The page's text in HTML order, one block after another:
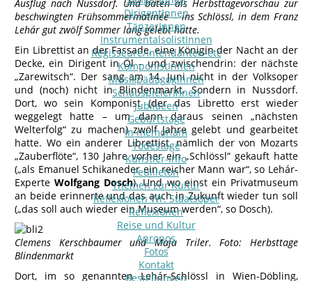
DirigentInnen
TänzerInnen
InstrumentalsolistInnen
Regisseure/Intendanten-etc
KomponistInnen
MusikpädagogInnen
SchauspielerInnen
Jubilaeen
Geburtstage
In memoriam
Todestage
Künstler-Info
Feuilleton
Themen zur Kultur
Reflexionen Wr. Staatsoper
Reflexionen
Reise und Kultur
Apropos
Fotos
Kontakt
Bestellungen
Ausflug nach Nussdorf. Und baten als Herbsttagevorschau zur
beschwingten Frühsommermatinée – ins Schlössl, in dem Franz
Lehár gut zwölf Sommer lang gelebt hatte.
Ein Librettist an der Fassade, eine Königin der Nacht an der
Decke, ein Dirigent in Öl – und zwischendrin: der nächste
„Zarewitsch“. Der sang am 14. Juni nicht in der Volksoper
und (noch) nicht in Blindenmarkt. Sondern in Nussdorf.
Dort, wo sein Komponist (der das Libretto erst wieder
weggelegt hatte – um dann daraus seinen „nächsten
Welterfolg“ zu machen) zwölf Jahre gelebt und gearbeitet
hatte. Wo ein anderer Librettist, nämlich der von Mozarts
„Zauberflöte“, 130 Jahre vorher ein „Schlössl“ gekauft hatte
(„als Emanuel Schikaneder ein reicher Mann war“, so Lehár-
ExperteWolfgang Dosch). Und wo einst ein Privatmuseum
an beide erinnerte und das auch in Zukunft wieder tun soll
(„das soll auch wieder ein Museum werden“, so Dosch).
Clemens Kerschbaumer und Maja Triler. Foto: Herbsttage
Blindenmarkt
Dort, im so genannten Lehár-Schlössl in Wien-Döbling,